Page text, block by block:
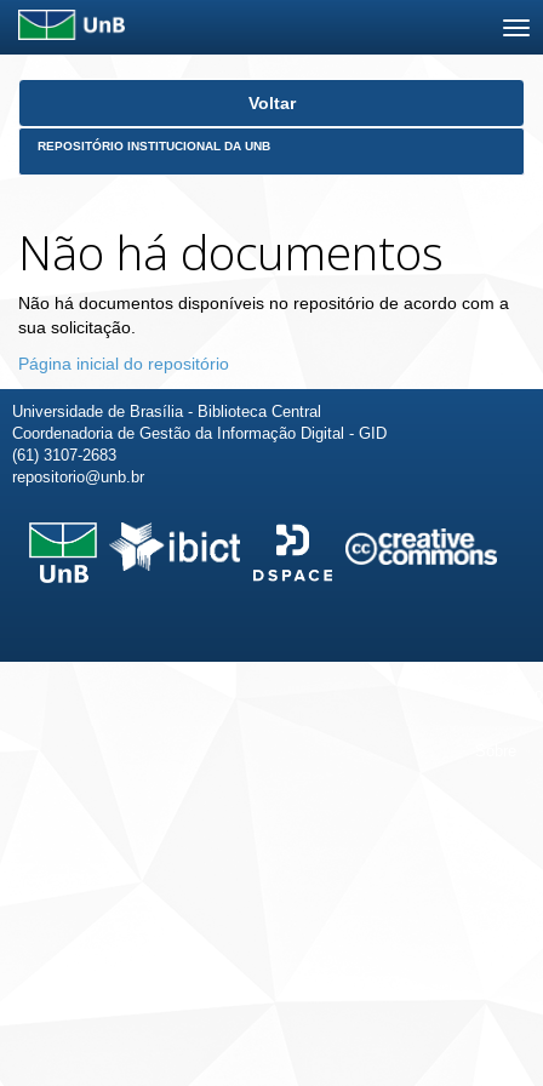
Skip
Voltar
REPOSITÓRIO INSTITUCIONAL DA UNB
Não há documentos
Não há documentos disponíveis no repositório de acordo com a
sua solicitação.
Página inicial do repositório
Universidade de Brasília - Biblioteca Central
Coordenadoria de Gestão da Informação Digital - GID
(61) 3107-2683
repositorio@unb.br